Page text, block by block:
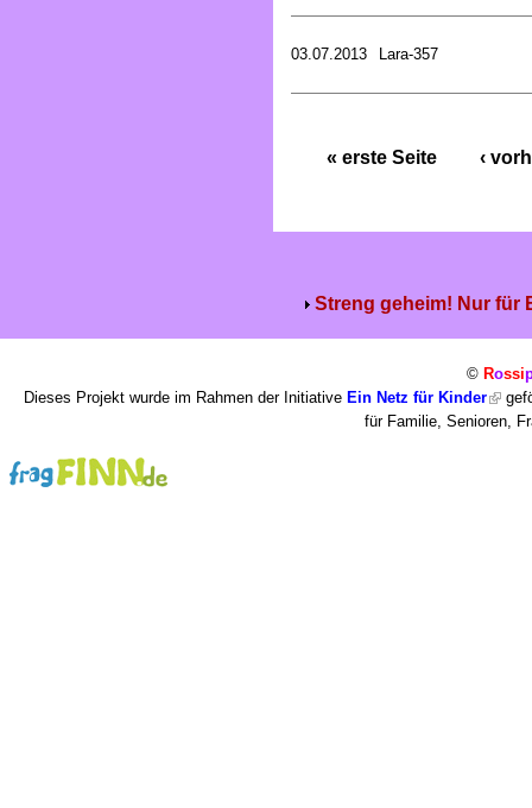
03.07.2013 Lara-357
« erste Seite ‹
Streng geheim! Nur für
© Rossi
Dieses Projekt wurde im Rahmen der Initiative Ein Netz für Kinder
für Familie, Senioren,